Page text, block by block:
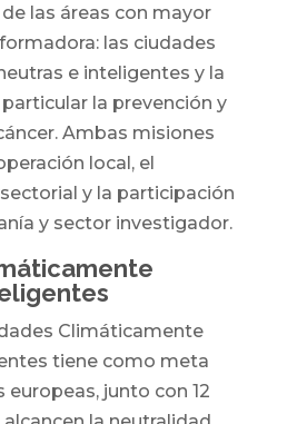
las áreas con mayor
las ciudades
e inteligentes y la
la prevención y
Ambas misiones
local, el
y la participación
y sector investigador.
Climáticamente
tiene como meta
europeas, junto con 12